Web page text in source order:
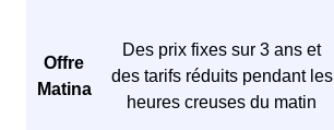
Offre
Matina
Des prix fixes sur 3 ans et
des tarifs réduits pendant les
heures creuses du matin